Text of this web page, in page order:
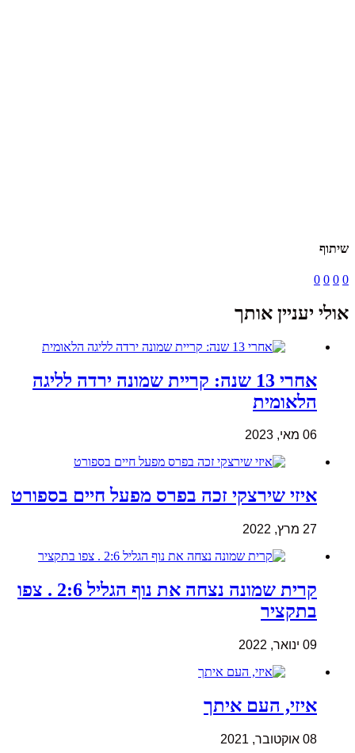
שיתוף
0
0
0
0
אולי יעניין אותך
אחרי 13 שנה: קריית שמונה ירדה לליגה
הלאומית
06 מאי, 2023
איזי שירצקי זכה בפרס מפעל חיים בספורט
27 מרץ, 2022
קרית שמונה נצחה את נוף הגליל 2:6 . צפו
בתקציר
09 ינואר, 2022
איזי, העם איתך
08 אוקטובר, 2021